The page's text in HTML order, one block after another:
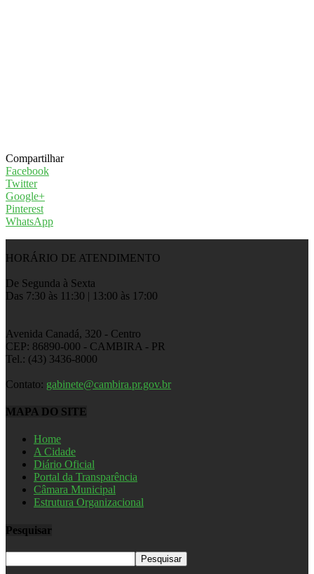
Compartilhar
Facebook
Twitter
Google+
Pinterest
WhatsApp
HORÁRIO DE ATENDIMENTO
De Segunda à Sexta
Das 7:30 às 11:30 | 13:00 às 17:00
Avenida Canadá, 320 - Centro
CEP: 86890-000 - CAMBIRA - PR
Tel.: (43) 3436-8000
Contato: gabinete@cambira.pr.gov.br
MAPA DO SITE
Home
A Cidade
Diário Oficial
Portal da Transparência
Câmara Municipal
Estrutura Organizacional
Pesquisar